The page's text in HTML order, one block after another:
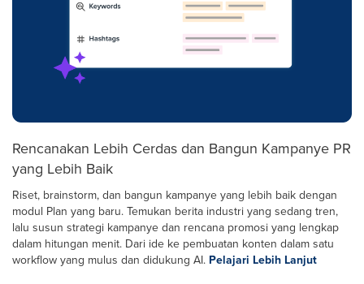
Rencanakan Lebih Cerdas dan Bangun Kampanye PR
yang Lebih Baik
Riset, brainstorm, dan bangun kampanye yang lebih baik dengan
modul Plan yang baru. Temukan berita industri yang sedang tren,
lalu susun strategi kampanye dan rencana promosi yang lengkap
dalam hitungan menit. Dari ide ke pembuatan konten dalam satu
workflow yang mulus dan didukung AI. Pelajari Lebih Lanjut